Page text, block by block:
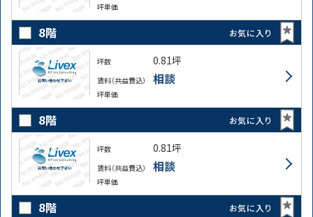
坪単価
8階 お気に入り
坪数 0.81坪
賃料（共益費込） 相談
坪単価
8階 お気に入り
坪数 0.81坪
賃料（共益費込） 相談
坪単価
8階 お気に入り